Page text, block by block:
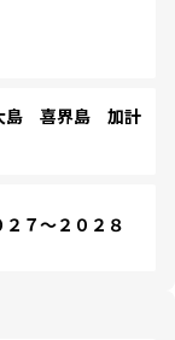
島 喜界島 加計
７～２０２８